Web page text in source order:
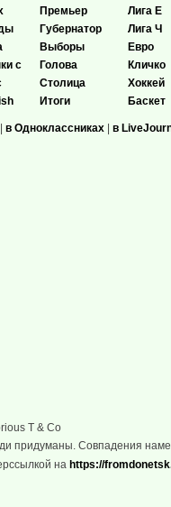
с
Премьер
Губернатор
Выборы
Голова
Столица
Итоги
Лига Е
Лига Ч
Евро
Кличко
Хоккей
Баскет
в Одноклассниках в
T & Co
придуманы. Совпадения
на https://